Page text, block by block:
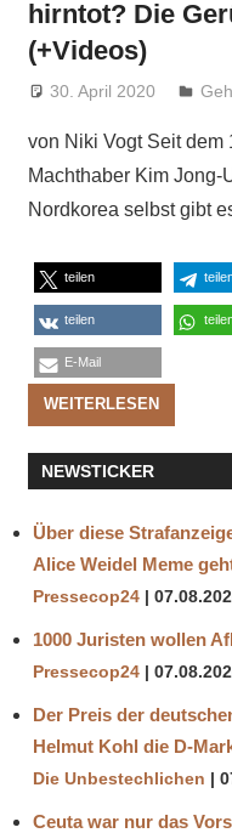
hirntot? Die
(+Videos)
30. April 2020 Niki
von Niki Vogt Seit dem
Machthaber Kim Jong-
Nordkorea selbst gibt
teilen
teilen
E-Mail
WEITERLESEN
NEWSTICKER
Über diese
Alice Weidel Meme
Pressecop24
1000 Juristen wollen
Pressecop24
Der Preis der
Helmut Kohl die
Die Unbestechlichen
Ceuta war nur das